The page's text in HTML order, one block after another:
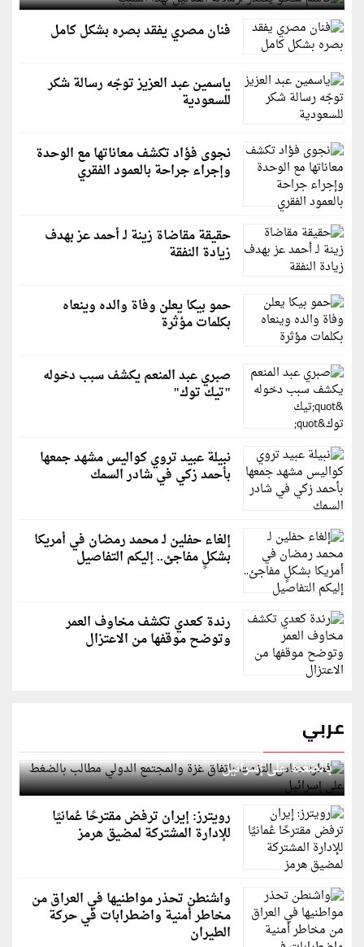
فنان مصري يفقد بصره بشكل كامل
ياسمين عبد العزيز توجّه رسالة شكر
للسعودية
نجوى فؤاد تكشف معاناتها مع الوحدة
وإجراء جراحة بالعمود الفقري
حقيقة مقاضاة زينة لـ أحمد عز بهدف
زيادة النفقة
حمو بيكا يعلن وفاة والده وينعاه
بكلمات مؤثرة
صبري عبد المنعم يكشف سبب دخوله
"تيك توك"
نبيلة عبيد تروي كواليس مشهد جمعها
بأحمد زكي في شادر السمك
إلغاء حفلين لـ محمد رمضان في أمريكا
بشكلٍ مفاجئ.. إليكم التفاصيل
رندة كعدي تكشف مخاوف العمر
وتوضح موقفها من الاعتزال
عربي
قطر: حماس التزمت باتفاق غزة والمجتمع الدولي مطالب
بالضغط على إسرائيل
رويترز: إيران ترفض مقترحًا عُمانيًا
للإدارة المشتركة لمضيق هرمز
واشنطن تحذر مواطنيها في العراق من
مخاطر أمنية واضطرابات في حركة
الطيران